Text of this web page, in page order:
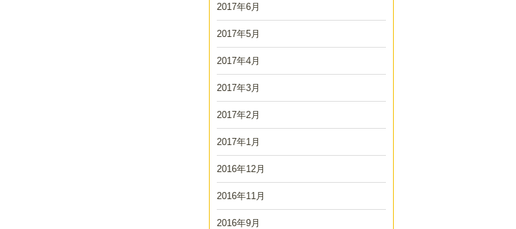
2017年6月
2017年5月
2017年4月
2017年3月
2017年2月
2017年1月
2016年12月
2016年11月
2016年9月